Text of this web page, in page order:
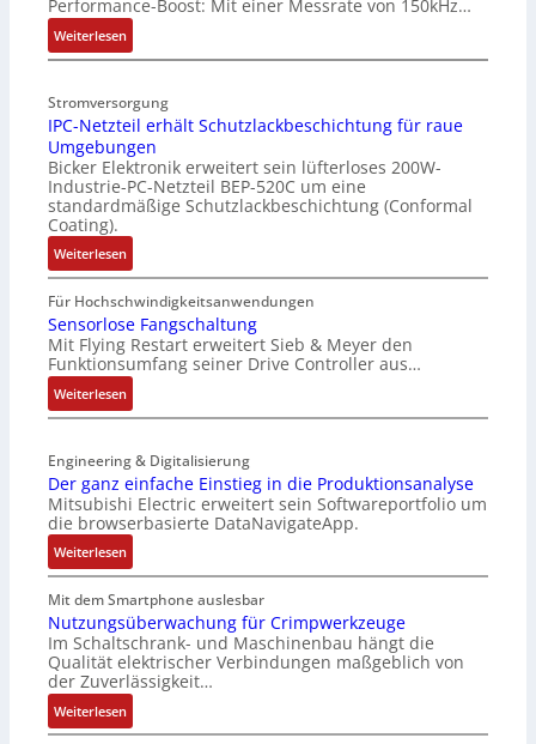
t
e
r
e
l
o
s
e
M
u
l
t
i
t
u
r
n
-
i
t
E
n
c
o
d
e
r
Performance-Boost: Mit einer Messrate von 150kHz…
Weiterlesen:
V
r
b
e
s
s
e
r
t
e
L
a
e
r
t
i
a
n
g
u
l
a
t
i
o
n
Stromversorgung
IPC-Netzteil erhält Schutzlackbeschichtung für raue
Umgebungen
Bicker Elektronik erweitert sein lüfterloses 200W-
Industrie-PC-Netzteil BEP-520C um eine
standardmäßige Schutzlackbeschichtung (Conformal
Coating).
Weiterlesen:
I
P
C
N
t
t
e
i
l
e
r
h
ä
l
S
c
h
Für Hochschwindigkeitsanwendungen
Sensorlose Fangschaltung
Mit Flying Restart erweitert Sieb & Meyer den
Funktionsumfang seiner Drive Controller aus…
Weiterlesen:
S
n
s
o
r
l
o
s
e
F
a
n
g
s
Engineering & Digitalisierung
Der ganz einfache Einstieg in die Produktionsanalyse
Mitsubishi Electric erweitert sein Softwareportfolio um
die browserbasierte DataNavigateApp.
Weiterlesen:
D
e
r
g
a
n
z
e
Mit dem Smartphone auslesbar
Nutzungsüberwachung für Crimpwerkzeuge
Im Schaltschrank- und Maschinenbau hängt die
Qualität elektrischer Verbindungen maßgeblich von
der Zuverlässigkeit…
Weiterlesen:
N